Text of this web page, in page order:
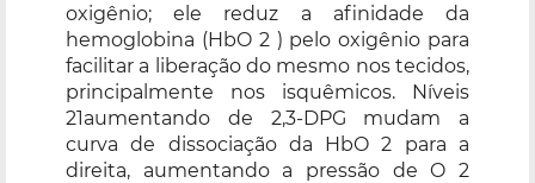
oxigênio; ele reduz a afinidade da
hemoglobina (HbO 2 ) pelo oxigênio para
facilitar a liberação do mesmo nos tecidos,
principalmente nos isquêmicos. Níveis
21aumentando de 2,3-DPG mudam a
curva de dissociação da HbO 2 para a
direita, aumentando a pressão de O 2